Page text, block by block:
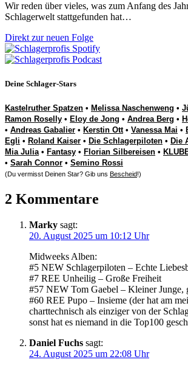
Wir reden über vieles, was zum Anfang des
Schlagerwelt stattgefunden hat…
Direkt zur neuen Folge
Deine Schlager-Stars
Kastelruther Spatzen • Melissa Naschenweng •
Ramon Roselly • Eloy de Jong • Andrea Berg •
• Andreas Gabalier • Kerstin Ott• Vanessa Mai •
Egli • Roland Kaiser • Die Schlagerpiloten • Die
Mia Julia • Fantasy • Florian Silbereisen •
• Sarah Connor • Semino Rossi
(Du vermisst Deinen Star? Gib uns Bescheid!)
2 Kommentare
Marky sagt:
20. August 2025 um 10:12 Uhr
Midweeks Alben:
#5 NEW Schlagerpiloten – Echte
#7 REE Unheilig – Große Freiheit
#57 NEW Tom Gaebel – Kleiner Junge,
#60 REE Pupo – Insieme (der hat am
charttechnisch als einziger von der
sonst hat es niemand in die Top100
Daniel Fuchs sagt:
24. August 2025 um 22:08 Uhr